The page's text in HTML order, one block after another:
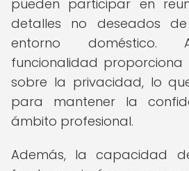
pueden participar en
detalles no deseados
entorno doméstico.
funcionalidad
sobre la privacidad, lo
para mantener la
ámbito profesional.
Además, la capacidad